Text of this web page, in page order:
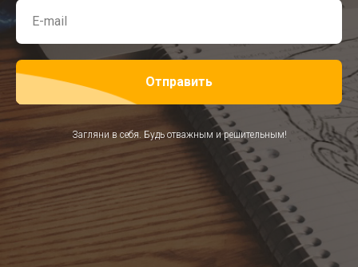
Отправить
Загляни в себя. Будь отважным и решительным!